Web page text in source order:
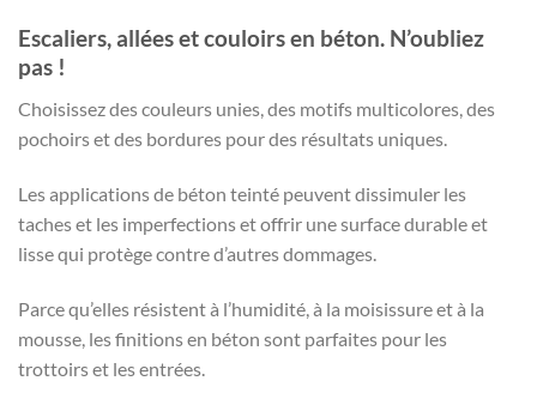
Escaliers, allées et couloirs en béton. N’oubliez
pas !
Choisissez des couleurs unies, des motifs multicolores, des
pochoirs et des bordures pour des résultats uniques.
Les applications de béton teinté peuvent dissimuler les
taches et les imperfections et offrir une surface durable et
lisse qui protège contre d’autres dommages.
Parce qu’elles résistent à l’humidité, à la moisissure et à la
mousse, les finitions en béton sont parfaites pour les
trottoirs et les entrées.